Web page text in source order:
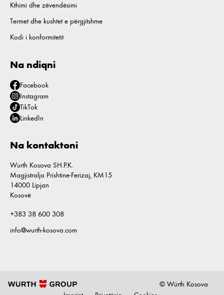
Kthimi dhe zëvendësimi
Termet dhe kushtet e përgjitshme
Kodi i konformitetit
Na ndiqni
Facebook
Instagram
TikTok
LinkedIn
Na kontaktoni
Wurth Kosova SH.P.K.
Magjistralja Prishtine-Ferizaj, KM15
14000 Lipjan
Kosovë
+383 38 600 308
info@wurth-kosova.com
© Würth Kosova